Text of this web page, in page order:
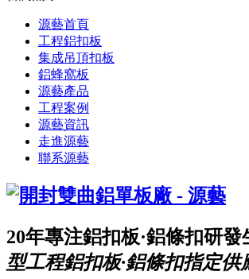
源藝首頁
工程鋁扣板
集成吊頂扣板
鋁蜂窩板
源藝產品
工程案例
源藝資訊
走進源藝
聯系源藝
20年專注鋁扣板·鋁條扣研發
型工程鋁扣板·鋁條扣指定供